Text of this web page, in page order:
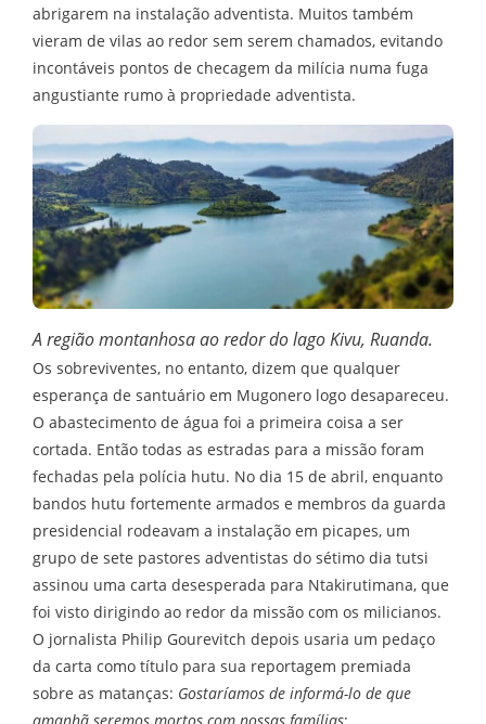
abrigarem na instalação adventista. Muitos também
vieram de vilas ao redor sem serem chamados, evitando
incontáveis pontos de checagem da milícia numa fuga
angustiante rumo à propriedade adventista.
A região montanhosa ao redor do lago Kivu, Ruanda.
Os sobreviventes, no entanto, dizem que qualquer
esperança de santuário em Mugonero logo desapareceu.
O abastecimento de água foi a primeira coisa a ser
cortada. Então todas as estradas para a missão foram
fechadas pela polícia hutu. No dia 15 de abril, enquanto
bandos hutu fortemente armados e membros da guarda
presidencial rodeavam a instalação em picapes, um
grupo de sete pastores adventistas do sétimo dia tutsi
assinou uma carta desesperada para Ntakirutimana, que
foi visto dirigindo ao redor da missão com os milicianos.
O jornalista Philip Gourevitch depois usaria um pedaço
da carta como título para sua reportagem premiada
sobre as matanças: Gostaríamos de informá-lo de que